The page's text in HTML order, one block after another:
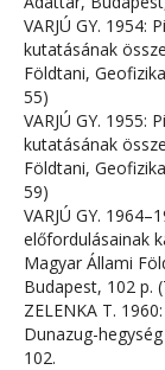
VARJÚ GY.
kutatásának
Földtani,
55)
VARJÚ GY.
kutatásának
Földtani,
59)
VARJÚ GY.
előfordulásainak
Magyar Állami
Budapest, 102 p.
ZELENKA T.
Dunazug-
102.